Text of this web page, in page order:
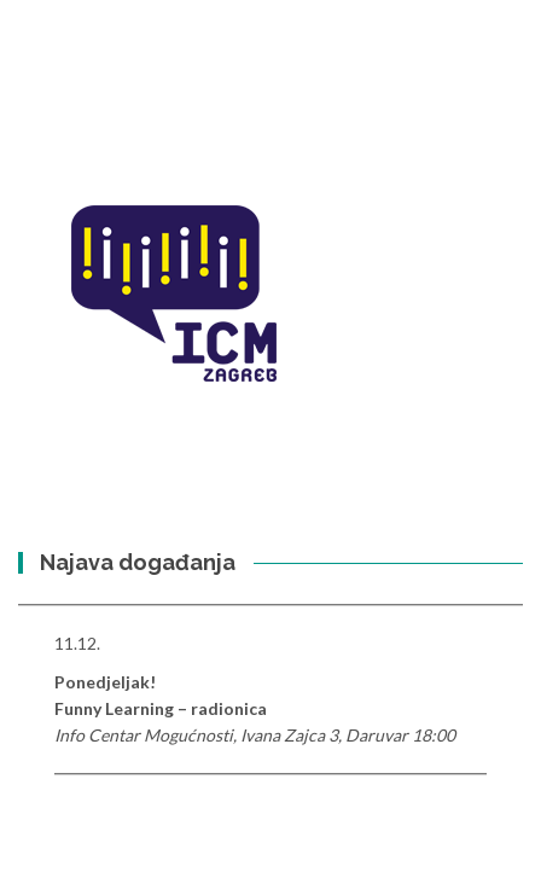
Najava događanja
11.12.
Ponedjeljak!
Funny Learning – radionica
Info Centar Mogućnosti, Ivana Zajca 3, Daruvar 18:00